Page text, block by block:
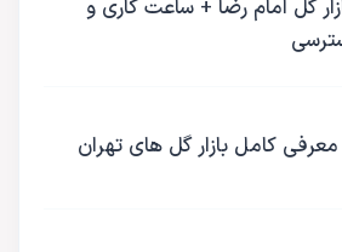
گل امام رضا + ساعت کاری و
کامل بازار گل های تهران